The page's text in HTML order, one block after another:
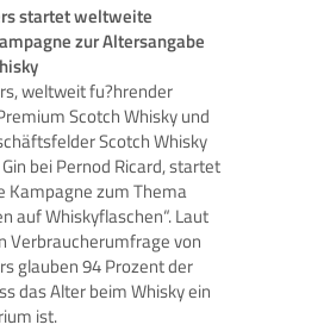
startet weltweite
zur Altersangabe
weltweit fu?hrender
Scotch Whisky und
Scotch Whisky
bei Pernod Ricard, startet
Kampagne zum Thema
auf Whiskyflaschen“. Laut
Verbraucherumfrage von
glauben 94 Prozent der
das Alter beim Whisky ein
ist.